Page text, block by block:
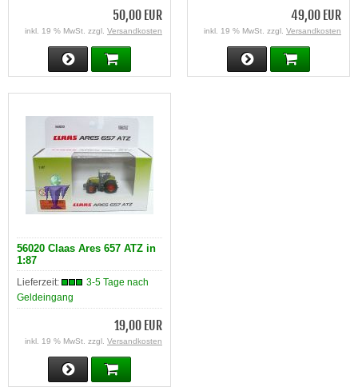
50,00 EUR
inkl. 19 % MwSt. zzgl. Versandkosten
49,00 EUR
inkl. 19 % MwSt. zzgl. Versandkosten
56020 Claas Ares 657 ATZ in
1:87
Lieferzeit:
3-5 Tage nach
Geldeingang
19,00 EUR
inkl. 19 % MwSt. zzgl. Versandkosten